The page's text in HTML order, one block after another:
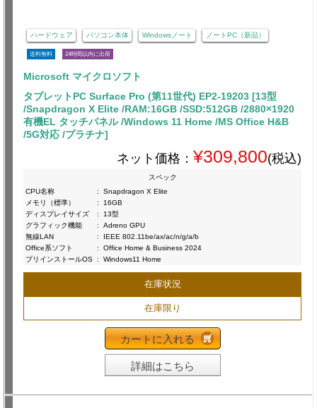
ハードウェア パソコン本体 Windowsノート ノートPC（新品）
送料無料 24時間以内に出荷
Microsoft マイクロソフト
タブレットPC Surface Pro (第11世代) EP2-19203 [13型
/Snapdragon X Elite /RAM:16GB /SSD:512GB /2880×1920
有機EL タッチパネル /Windows 11 Home /MS Office H&B
/5G対応 /プラチナ]
ネット価格： ¥309,800(税込)
スペック
CPU名称
:
Snapdragon X Elite
メモリ（標準）
:
16GB
ディスプレイサイズ
:
13型
グラフィック機能
:
Adreno GPU
無線LAN
:
IEEE 802.11be/ax/ac/n/g/a/b
Office系ソフト
:
Office Home & Business 2024
プリインストールOS : Windows11 Home
在庫状況
在庫限り
カートに入れる
詳細はこちら